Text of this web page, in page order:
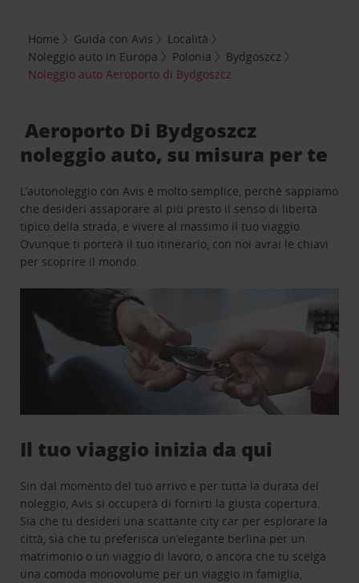
Home Guida con Avis
Località
Noleggio auto in Europa
Polonia
Bydgoszcz
Noleggio auto Aeroporto di Bydgoszcz
Aeroporto Di Bydgoszcz
noleggio auto, su misura per te
L’autonoleggio con Avis è molto semplice, perchè sappiamo
che desideri assaporare al più presto il senso di libertà
tipico della strada, e vivere al massimo il tuo viaggio.
Ovunque ti porterà il tuo itinerario, con noi avrai le chiavi
per scoprire il mondo.
Il tuo viaggio inizia da qui
Sin dal momento del tuo arrivo e per tutta la durata del
noleggio, Avis si occuperà di fornirti la giusta copertura.
Sia che tu desideri una scattante city car per esplorare la
città, sia che tu preferisca un’elegante berlina per un
matrimonio o un viaggio di lavoro, o ancora che tu scelga
una comoda monovolume per un viaggio in famiglia,